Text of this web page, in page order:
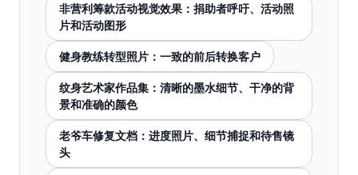
非营利筹款活动视觉效果：捐助者呼吁、活动照
片和活动图形
健身教练转型照片：一致的前后转换客户
纹身艺术家作品集：清晰的墨水细节、干净的背
景和准确的颜色
老爷车修复文档：进度照片、细节捕捉和待售镜
头